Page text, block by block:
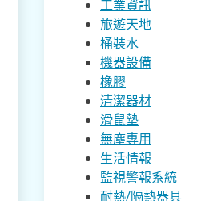
工業資訊
旅遊天地
桶裝水
機器設備
橡膠
清潔器材
滑鼠墊
無塵專用
生活情報
監視警報系統
耐熱/隔熱器具